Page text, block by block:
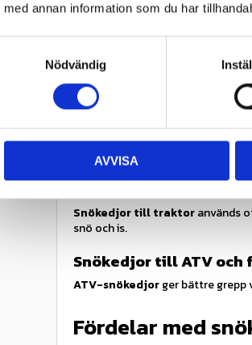
med annan information som du har
Nödvändig
AVVISA
Med rättsnökedjor till däckkan
Snökedjor för
Snökedjor finns i flera olika
Snökedjor till bil
Snökedjor till bilanvänds ofta i
grepp på hala vägar.
Snökedjor till traktoranvänds
snö och is.
Snökedjor till ATV
ATV-snökedjorger bättre grepp
Fördelar med